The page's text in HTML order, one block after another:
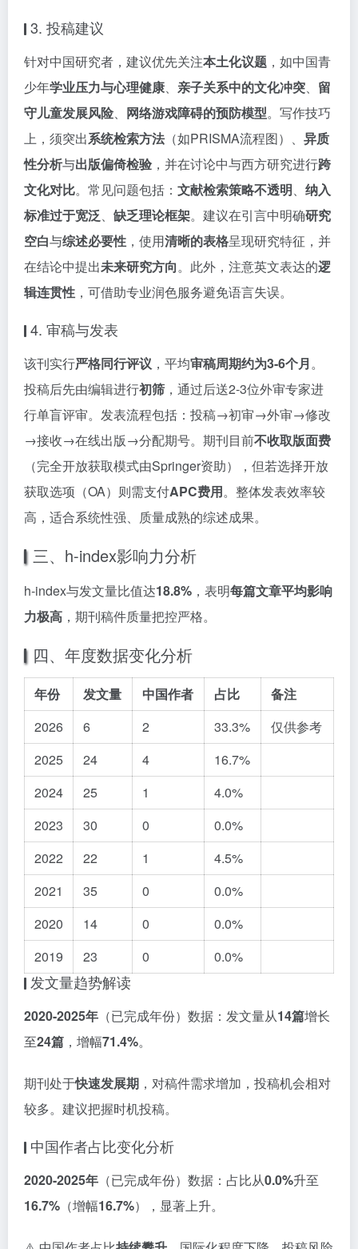
3. 投稿建议
针对中国研究者，建议优先关注本土化议题 ，如中国青
少年学业压力与心理健康、 亲子关系中的文化冲突、 留
守儿童发展风险、 网络游戏障碍的预防模型。写作技巧
上，须突出系统检索方法 （如PRISMA流程图）、 异质
性分析与出版偏倚检验 ，并在讨论中与西方研究进行跨
文化对比。常见问题包括： 文献检索策略不透明、 纳入
标准过于宽泛、 缺乏理论框架。建议在引言中明确研究
空白与综述必要性 ，使用清晰的表格呈现研究特征，并
在结论中提出未来研究方向。此外，注意英文表达的逻
辑连贯性 ，可借助专业润色服务避免语言失误。
4. 审稿与发表
该刊实行严格同行评议 ，平均审稿周期约为3-6个月。
投稿后先由编辑进行初筛 ，通过后送2-3位外审专家进
行单盲评审。发表流程包括：投稿→初审→外审→修改
→接收→在线出版→分配期号。期刊目前不收取版面费
（完全开放获取模式由Springer资助），但若选择开放
获取选项（OA）则需支付APC费用。整体发表效率较
高，适合系统性强、质量成熟的综述成果。
三、h-index影响力分析
h-index与发文量比值达18.8% ，表明每篇文章平均影响
力极高 ，期刊稿件质量把控严格。
四、年度数据变化分析
年份 发文量 中国作者 占比
备注
2026
6 2 33.3%
仅供参考
2025
24 4
16.7%
2024
25 1
4.0%
2023
30 0
0.0%
2022
22 1
4.5%
2021
35 0
0.0%
2020
14 0
0.0%
2019
23 0 0.0%
发文量趋势解读
2020-2025年 （已完成年份）数据：发文量从14篇增长
至24篇 ，增幅71.4%。
期刊处于快速发展期 ，对稿件需求增加，投稿机会相对
较多。建议把握时机投稿。
中国作者占比变化分析
2020-2025年 （已完成年份）数据：占比从0.0%升至
16.7% （增幅16.7%），显著上升。